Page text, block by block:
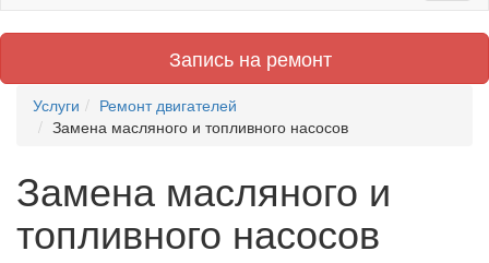
Запись на ремонт
Услуги
Ремонт двигателей
Замена масляного и топливного насосов
Замена масляного и
топливного насосов